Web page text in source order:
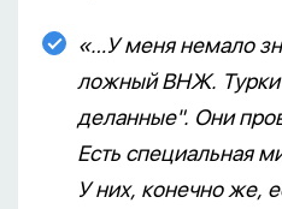
«…У меня немало
ложный ВНЖ. Турки
деланные". Они
Есть специальная
У них, конечно же,